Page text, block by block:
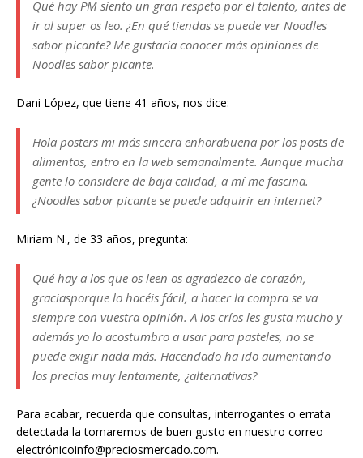
Qué hay PM siento un gran respeto por el talento, antes de
ir al super os leo. ¿En qué tiendas se puede ver Noodles
sabor picante? Me gustaría conocer más opiniones de
Noodles sabor picante.
Dani López, que tiene 41 años, nos dice:
Hola posters mi más sincera enhorabuena por los posts de
alimentos, entro en la web semanalmente. Aunque mucha
gente lo considere de baja calidad, a mí me fascina.
¿Noodles sabor picante se puede adquirir en internet?
Miriam N., de 33 años, pregunta:
Qué hay a los que os leen os agradezco de corazón,
graciasporque lo hacéis fácil, a hacer la compra se va
siempre con vuestra opinión. A los críos les gusta mucho y
además yo lo acostumbro a usar para pasteles, no se
puede exigir nada más. Hacendado ha ido aumentando
los precios muy lentamente, ¿alternativas?
Para acabar, recuerda que consultas, interrogantes o errata
detectada la tomaremos de buen gusto en nuestro correo
electrónicoinfo@preciosmercado.com.